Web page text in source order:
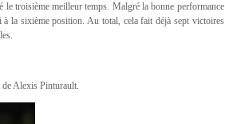
le troisième meilleur temps. Malgré la bonne performance
la sixième position. Au total, cela fait déjà sept victoires
Alexis Pinturault.